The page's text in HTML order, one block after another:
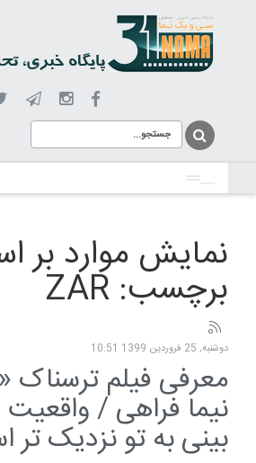
نمایش موارد بر
برچسب: ZAR
دوشنبه, 25 فروردين 1399 10:51
معرفی فیلم ترسناک
نیما فراهی /
بینی به تو نزدیک